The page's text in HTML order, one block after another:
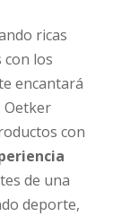
ricas
los
encantará
Oetker
con
de una
deporte,